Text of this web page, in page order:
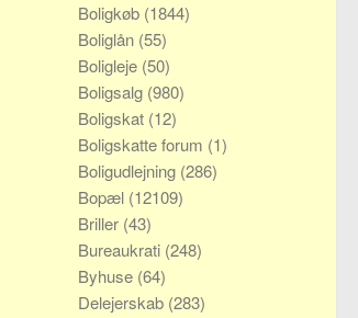
Boligkøb (1844)
Boliglån (55)
Boligleje (50)
Boligsalg (980)
Boligskat (12)
Boligskatte forum (1)
Boligudlejning (286)
Bopæl (12109)
Briller (43)
Bureaukrati (248)
Byhuse (64)
Delejerskab (283)